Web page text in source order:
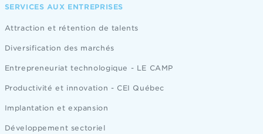
SERVICES AUX ENTREPRISES
Attraction et rétention de talents
Diversification des marchés
Entrepreneuriat technologique - LE CAMP
Productivité et innovation - CEI Québec
Implantation et expansion
Développement sectoriel